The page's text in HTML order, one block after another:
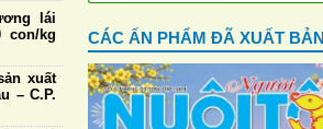
lái
con/kg
xuất
– C.P.
CÁC ẤN PHẨM ĐÃ XUẤT BẢN